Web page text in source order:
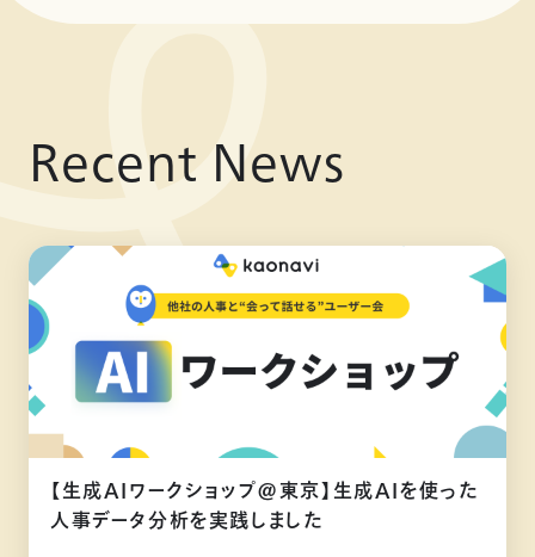
Recent News
【生成AIワークショップ@東京】生成AIを使った
人事データ分析を実践しました